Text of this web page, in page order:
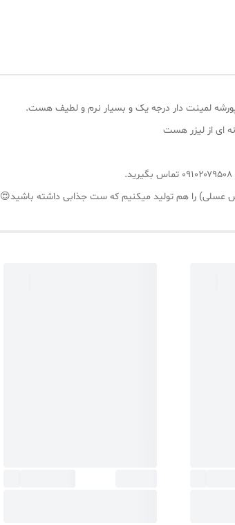
ای از لیزر هست
عسلی) را هم تولید میکنیم که ست جذابی داشته باشید😍